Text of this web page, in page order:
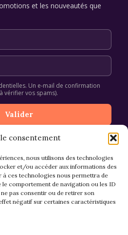
consentement
nous utilisons des technologies
et/ou accéder aux informations des
à ces technologies nous permettra de
le comportement de navigation ou les ID
pas consentir ou de retirer son
négatif sur certaines caractéristiques
et les nouveautés que
Un e-mail de confirmation
vérifier vos spams).
et Retours